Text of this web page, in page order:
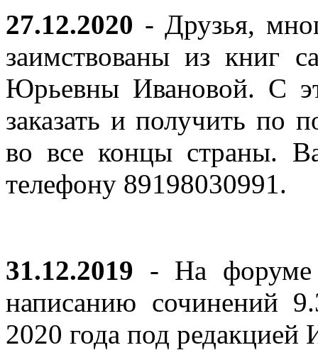
27.12.2020 - Друзья,
заимствованы из книг
Юрьевны Ивановой. С
заказать и получить по
во все концы страны.
телефону 89198030991.
31.12.2019 - На форуме
написанию сочинений
2020 года под